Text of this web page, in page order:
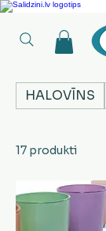
HALOVĪNS
17 produkti